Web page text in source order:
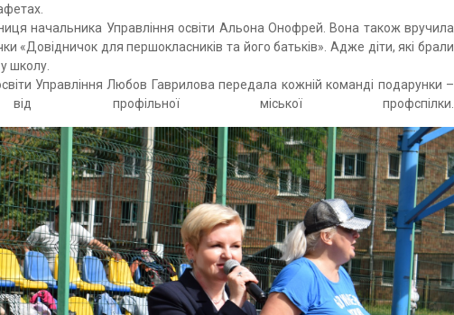
начальника Управління освіти Альона Онофрей. Вона також вручила
«Довідничок для першокласників та його батьків». Адже діти, які брали
школу.
Управління Любов Гаврилова передала кожній команді подарунки –
профільної міської профспілки.